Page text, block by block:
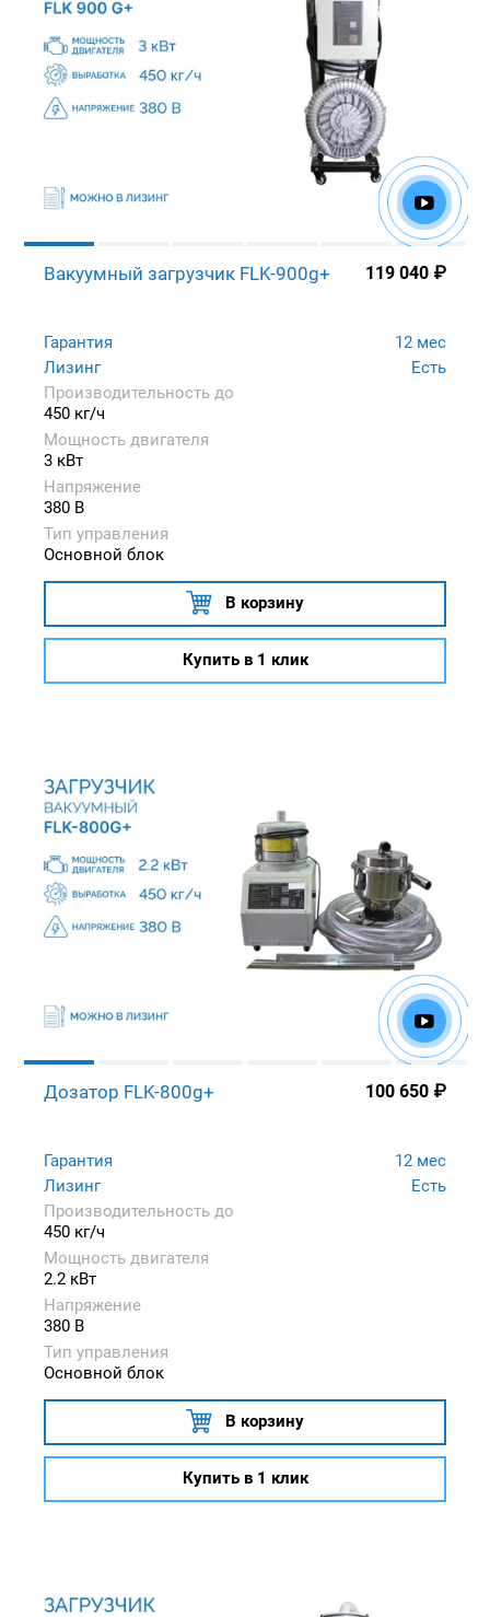
Вакуумный загрузчик FLK-900g+ 119 040 ₽
Гарантия
12 мес
Лизинг
Есть
Производительность до
450 кг/ч
Мощность двигателя
3 кВт
Напряжение
380 В
Тип управления
Основной блок
В корзину
Купить в 1 клик
Дозатор FLK-800g+ 100 650 ₽
Гарантия
12 мес
Лизинг
Есть
Производительность до
450 кг/ч
Мощность двигателя
2.2 кВт
Напряжение
380 В
Тип управления
Основной блок
В корзину
Купить в 1 клик